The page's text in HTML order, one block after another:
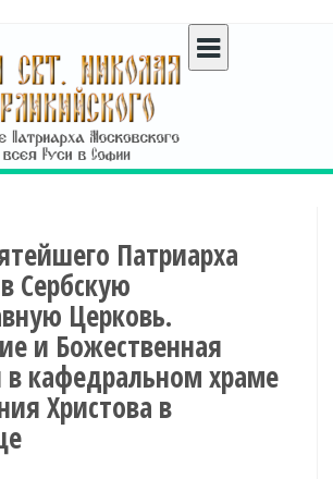
Патриарха
Сербскую
Церковь.
и Божественная
в кафедральном храме
Христова в